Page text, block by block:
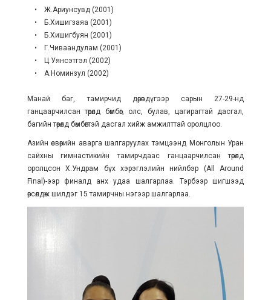
• Ж.Ариунсувд (2001)
• Б.Хишигзаяа (2001)
• Б.Хишигбуян (2001)
• Г.Чиваандулам (2001)
• Ц.Уянсэтгэл (2002)
• А.Номинзул (2002)
Манай баг, тамирчид дөрөвдүгээр сарын 27-29-нд
ганцаарчилсан төрөлд бөмбөг, олс, булав, цагирагтай дасгал,
багийн төрөлд бөмбөгтэй дасгал хийж амжилттай оролцлоо.
Азийн өсвөрийн аварга шалгаруулах тэмцээнд Монголын Уран
сайхны гимнастикийн тамирчдаас ганцаарчилсан төрөлд
оролцсон Х.Ундрам бүх хэрэглэлийн нийлбэр (All Around
Final)-ээр финалд анх удаа шалгарлаа. Тэрбээр шигшээд
өрсөлдөж шилдэг 15 тамирчны нэгээр шалгарлаа.